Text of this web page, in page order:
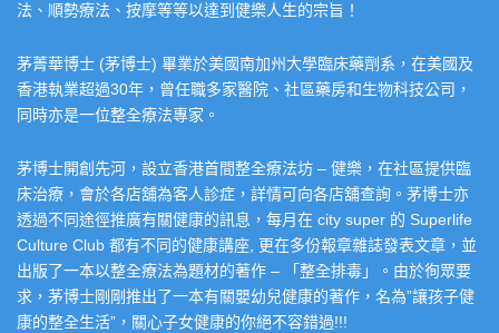
法、順勢療法、按摩等等以達到健樂人生的宗旨！
茅菁華博士 (茅博士) 畢業於美國南加州大學臨床藥劑系，在美國及
香港執業超過30年，曾任職多家醫院、社區藥房和生物科技公司，
同時亦是一位整全療法專家。
茅博士開創先河，設立香港首間整全療法坊 – 健樂，在社區提供臨
床治療，會於各店舖為客人診症，詳情可向各店舖查詢。茅博士亦
透過不同途徑推廣有關健康的訊息，每月在 city super 的 Superlife
Culture Club 都有不同的健康講座, 更在多份報章雜誌發表文章，並
出版了一本以整全療法為題材的著作 – 「整全排毒」。由於徇眾要
求，茅博士剛剛推出了一本有關嬰幼兒健康的著作，名為”讓孩子健
康的整全生活”，關心子女健康的你絕不容錯過!!!